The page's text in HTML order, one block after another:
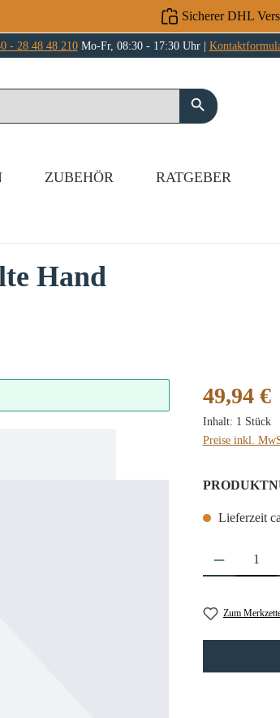
Sicherer DHL
- 28 48 48 210Mo-Fr, 08:30 - 17:30 Uhr |
ZUBEHÖR RATGEBER
Hand
Regulärer
49,94 €
Inhalt: 1 Stück
Preise inkl.
Lieferzeit
Produkt
Zum